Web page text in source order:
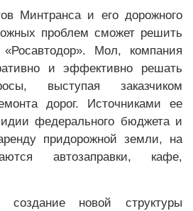
Минтранса и его дорожного
проблем сможет решить
«Росавтодор». Мол, компания
и эффективно решать
выступая заказчиком
дорог. Источниками ее
федерального бюджета и
придорожной земли, на
автозаправки, кафе,
новой структуры